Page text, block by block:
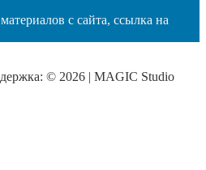
с сайта, ссылка на
© 2026 | MAGIC Studio